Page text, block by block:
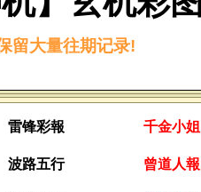
留大量往期记录!
雷锋彩報 千金小姐
波路五行 曾道人報